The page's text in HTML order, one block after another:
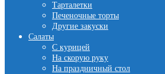
Тарталетки
Печеночные торты
Другие закуски
Салаты
С курицей
На скорую руку
На праздничный стол